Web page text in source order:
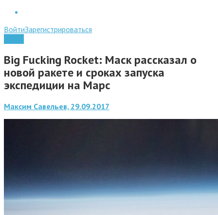
ВойтиЗарегистрироваться
Big Fucking Rocket: Маск рассказал о
новой ракете и сроках запуска
экспедиции на Марс
Максим Савельев, 29.09.2017